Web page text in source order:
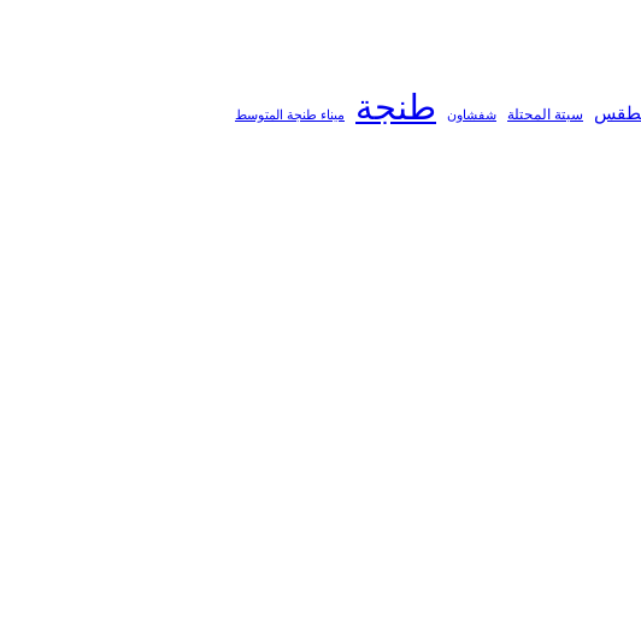
سبتة المحتلة شفشاون طنجة ميناء طنجة المتوسط